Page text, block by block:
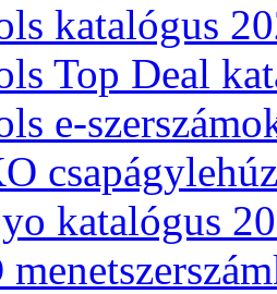
katalógus
Top Deal
e-
katalógus